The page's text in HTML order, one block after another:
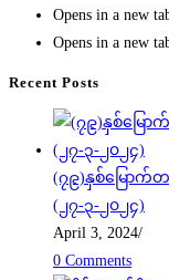
Opens in a new
Opens in a new
Recent Posts
(၇၉)နှစ်မြောက်
(၂၇-၃-၂၀၂၄)
April 3, 2024/
0 Comments